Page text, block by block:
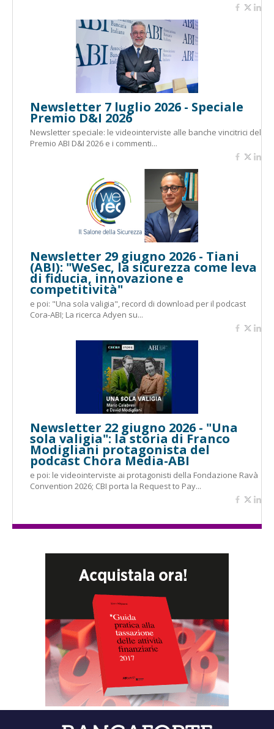
Newsletter 7 luglio 2026 - Speciale
Premio D&I 2026
Newsletter speciale: le videointerviste alle banche vincitrici del
Premio ABI D&I 2026 e i commenti...
Newsletter 29 giugno 2026 - Tiani
(ABI): "WeSec, la sicurezza come leva
di fiducia, innovazione e
competitività"
e poi: "Una sola valigia", record di download per il podcast
Cora-ABI; La ricerca Adyen su...
Newsletter 22 giugno 2026 - "Una
sola valigia": la storia di Franco
Modigliani protagonista del
podcast Chora Media-ABI
e poi: le videointerviste ai protagonisti della Fondazione Ravà
Convention 2026; CBI porta la Request to Pay...